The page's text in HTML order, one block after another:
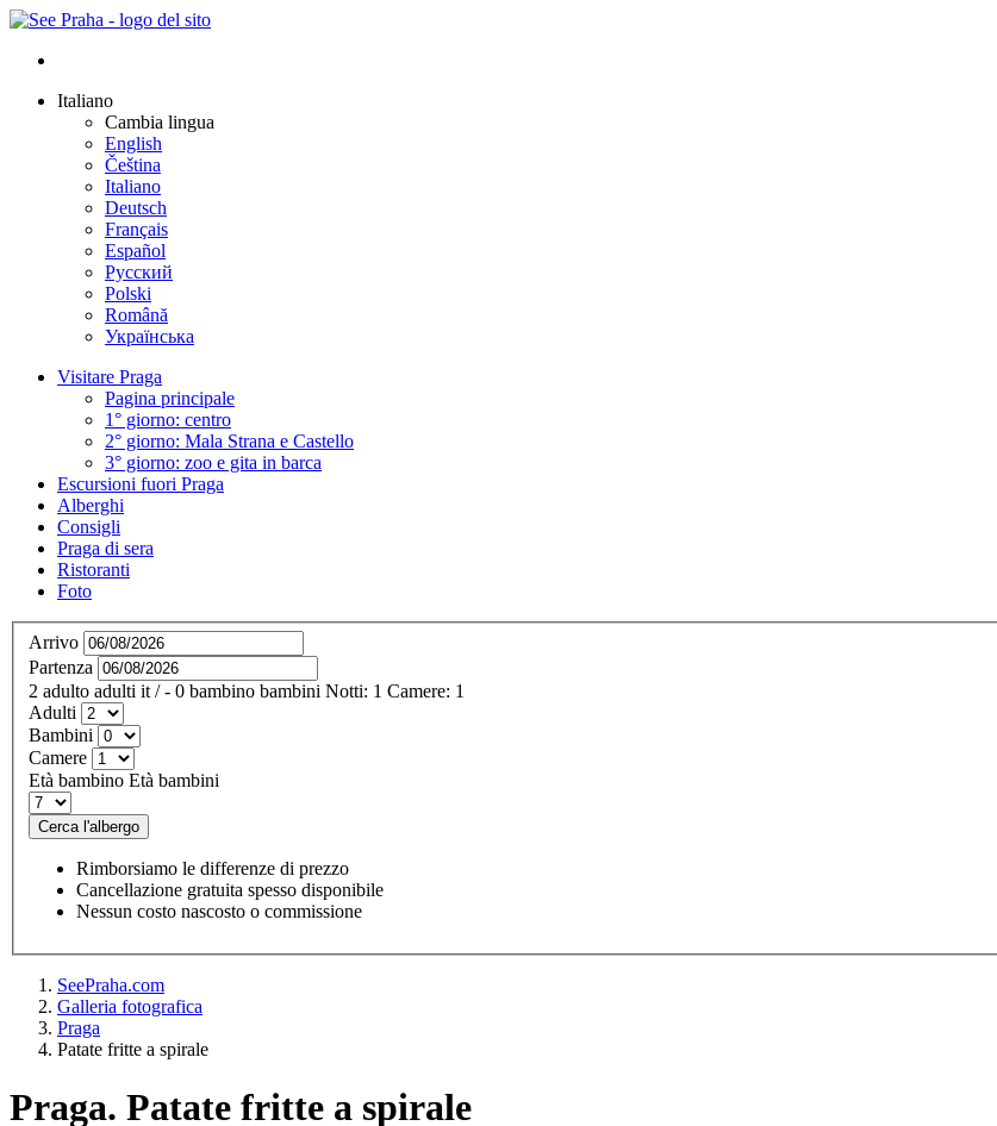
Italiano
Cambia lingua
English
Čeština
Italiano
Deutsch
Français
Español
Русский
Polski
Română
Українська
Visitare Praga
Pagina principale
1° giorno: centro
2° giorno: Mala Strana e Castello
3° giorno: zoo e gita in barca
Escursioni fuori Praga
Alberghi
Consigli
Praga di sera
Ristoranti
Foto
Arrivo
Partenza
2 adulto adulti it / - 0 bambino bambini Notti: 1 Camere: 1
Adulti
Bambini
Camere
Età bambino Età bambini
Cerca l'albergo
Rimborsiamo le differenze di prezzo
Cancellazione gratuita spesso disponibile
Nessun costo nascosto o commissione
SeePraha.com
Galleria fotografica
Praga
Patate fritte a spirale
Praga. Patate fritte a spirale